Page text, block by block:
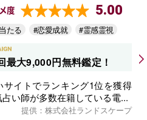
度 5.00
たる #恋愛成就 #霊感霊視
最大9,000円無料鑑定！
サイトでランキング1位を獲得
占い師が多数在籍している電...
提供：株式会社ランドスケープ